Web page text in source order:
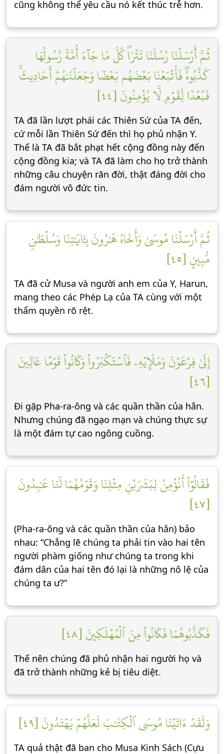
cũng không thể yêu cầu nó kết thúc trễ hơn.
ثُمَّ أَرۡسَلۡنَا رُسُلَنَا تَتۡرَاۖ كُلَّ مَا جَآءَ أُمَّةٗ رَّسُولُهَا
كَذَّبُوهُۖ فَأَتۡبَعۡنَا بَعۡضَهُم بَعۡضٗا وَجَعَلۡنَٰهُمۡ أَحَادِيثَۚ
فَبُعۡدٗا لِّقَوۡمٖ لَّا يُؤۡمِنُونَ [٤٤]
TA đã lần lượt phái các Thiên Sứ của TA đến,
cứ mỗi lần Thiên Sứ đến thì họ phủ nhận Y.
Thế là TA đã bắt phạt hết cộng đồng này đến
cộng đồng kia; và TA đã làm cho họ trở thành
những câu chuyện răn đời, thật đáng đời cho
đám người vô đức tin.
ثُمَّ أَرۡسَلۡنَا مُوسَىٰ وَأَخَاهُ هَٰرُونَ بِـَٔايَٰتِنَا وَسُلۡطَٰنٖ
مُّبِينٍ [٤٥]
TA đã cử Musa và người anh em của Y, Harun,
mang theo các Phép Lạ của TA cùng với một
thẩm quyền rõ rệt.
إِلَىٰ فِرۡعَوۡنَ وَمَلَإِيْهِۦ فَٱسۡتَكۡبَرُواْ وَكَانُواْ قَوۡمًا عَالِينَ
[٤٦]
Đi gặp Pha-ra-ông và các quần thần của hắn.
Nhưng chúng đã ngạo mạn và chúng thực sự
là một đám tự cao ngông cuồng.
فَقَالُوٓاْ أَنُؤۡمِنُ لِبَشَرَيۡنِ مِثۡلِنَا وَقَوۡمُهُمَا لَنَا عَٰبِدُونَ
[٤٧]
(Pha-ra-ông và các quần thần của hắn) bảo
nhau: “Chẳng lẽ chúng ta phải tin vào hai tên
người phàm giống như chúng ta trong khi
đám dân của hai tên đó lại là những nô lệ của
chúng ta ư?”
فَكَذَّبُوهُمَا فَكَانُواْ مِنَ ٱلۡمُهۡلَكِينَ [٤٨]
Thế nên chúng đã phủ nhận hai người họ và
đã trở thành những kẻ bị tiêu diệt.
وَلَقَدۡ ءَاتَيۡنَا مُوسَى ٱلۡكِتَٰبَ لَعَلَّهُمۡ يَهۡتَدُونَ [٤٩]
TA quả thật đã ban cho Musa Kinh Sách (Cựu